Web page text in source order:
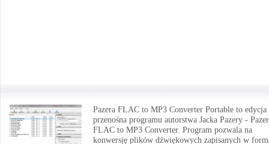
Pazera FLAC to MP3 Converter Portable to edycja
przenośna programu autorstwa Jacka Pazery -
FLAC to MP3 Converter. Program pozwala na
konwersję plików dźwiękowych zapisanych w